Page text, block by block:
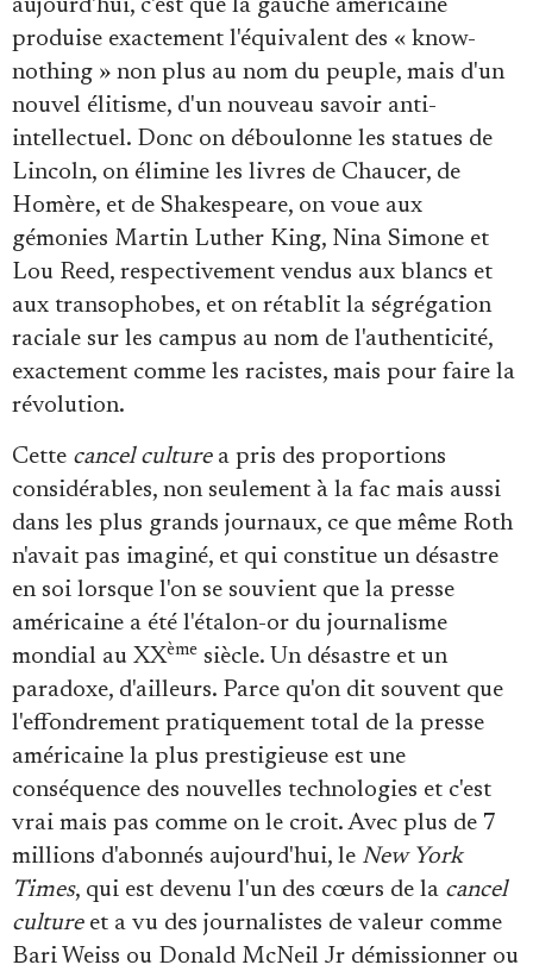
aujourd'hui, c'est que la gauche américaine
produise exactement l'équivalent des « know-
nothing » non plus au nom du peuple, mais d'un
nouvel élitisme, d'un nouveau savoir anti-
intellectuel. Donc on déboulonne les statues de
Lincoln, on élimine les livres de Chaucer, de
Homère, et de Shakespeare, on voue aux
gémonies Martin Luther King, Nina Simone et
Lou Reed, respectivement vendus aux blancs et
aux transophobes, et on rétablit la ségrégation
raciale sur les campus au nom de l'authenticité,
exactement comme les racistes, mais pour faire la
révolution.
Cette cancel culturea pris des proportions
considérables, non seulement à la fac mais aussi
dans les plus grands journaux, ce que même Roth
n'avait pas imaginé, et qui constitue un désastre
en soi lorsque l'on se souvient que la presse
américaine a été l'étalon-or du journalisme
mondial au XXème siècle. Un désastre et un
paradoxe, d'ailleurs. Parce qu'on dit souvent que
l'effondrement pratiquement total de la presse
américaine la plus prestigieuse est une
conséquence des nouvelles technologies et c'est
vrai mais pas comme on le croit. Avec plus de 7
millions d'abonnés aujourd'hui, le New York
Times, qui est devenu l'un des cœurs de la cancel
cultureet a vu des journalistes de valeur comme
Bari Weiss ou Donald McNeil Jr démissionner ou